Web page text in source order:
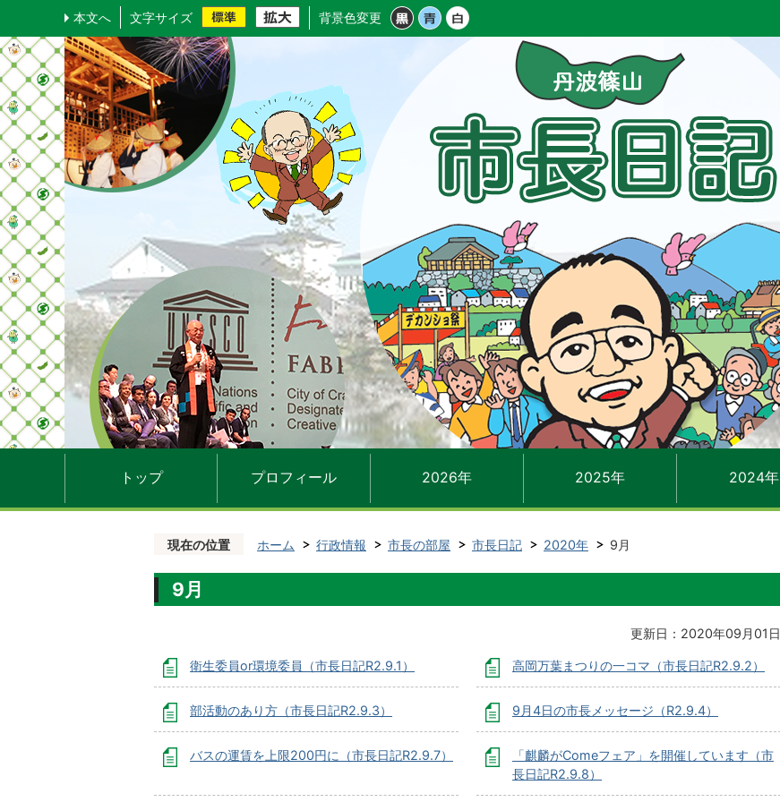
本文へ 文字サイズ 背景色変更
トップ プロフィール 2026年 2025年 2024年
現在の位置 ホーム 行政情報 市長の部屋 市長日記 2020年 9月
9月
更新日：2020年09月01日
衛生委員or環境委員（市長日記R2.9.1） 高岡万葉まつりの一コマ（市長日記R2.9.2）
部活動のあり方（市長日記R2.9.3） 9月4日の市長メッセージ（R2.9.4）
バスの運賃を上限200円に（市長日記R2.9.7）
「麒麟がComeフェア」を開催しています（市
長日記R2.9.8）